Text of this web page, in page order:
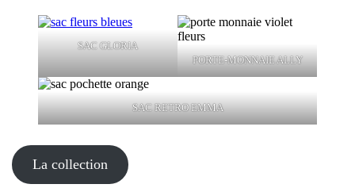
SAC GLORIA
PORTE-MONNAIE ALLY
SAC RETRO EMMA
La collection